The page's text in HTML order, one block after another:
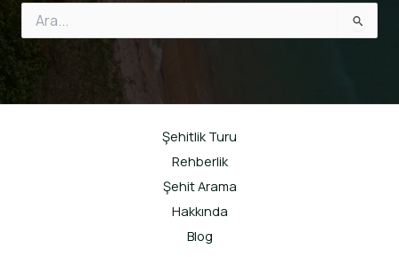
for:
Şehitlik Turu
Rehberlik
Şehit Arama
Hakkında
Blog